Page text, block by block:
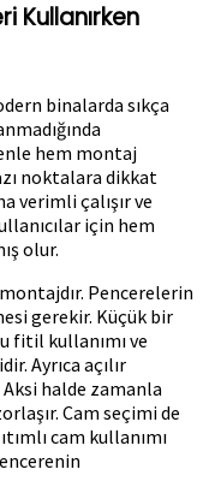
Kullanırken
binalarda sıkça
hem montaj
noktalara dikkat
verimli çalışır ve
için hem
olur.
Pencerelerin
gerekir. Küçük bir
fitil kullanımı ve
Ayrıca açılır
halde zamanla
Cam seçimi de
cam kullanımı